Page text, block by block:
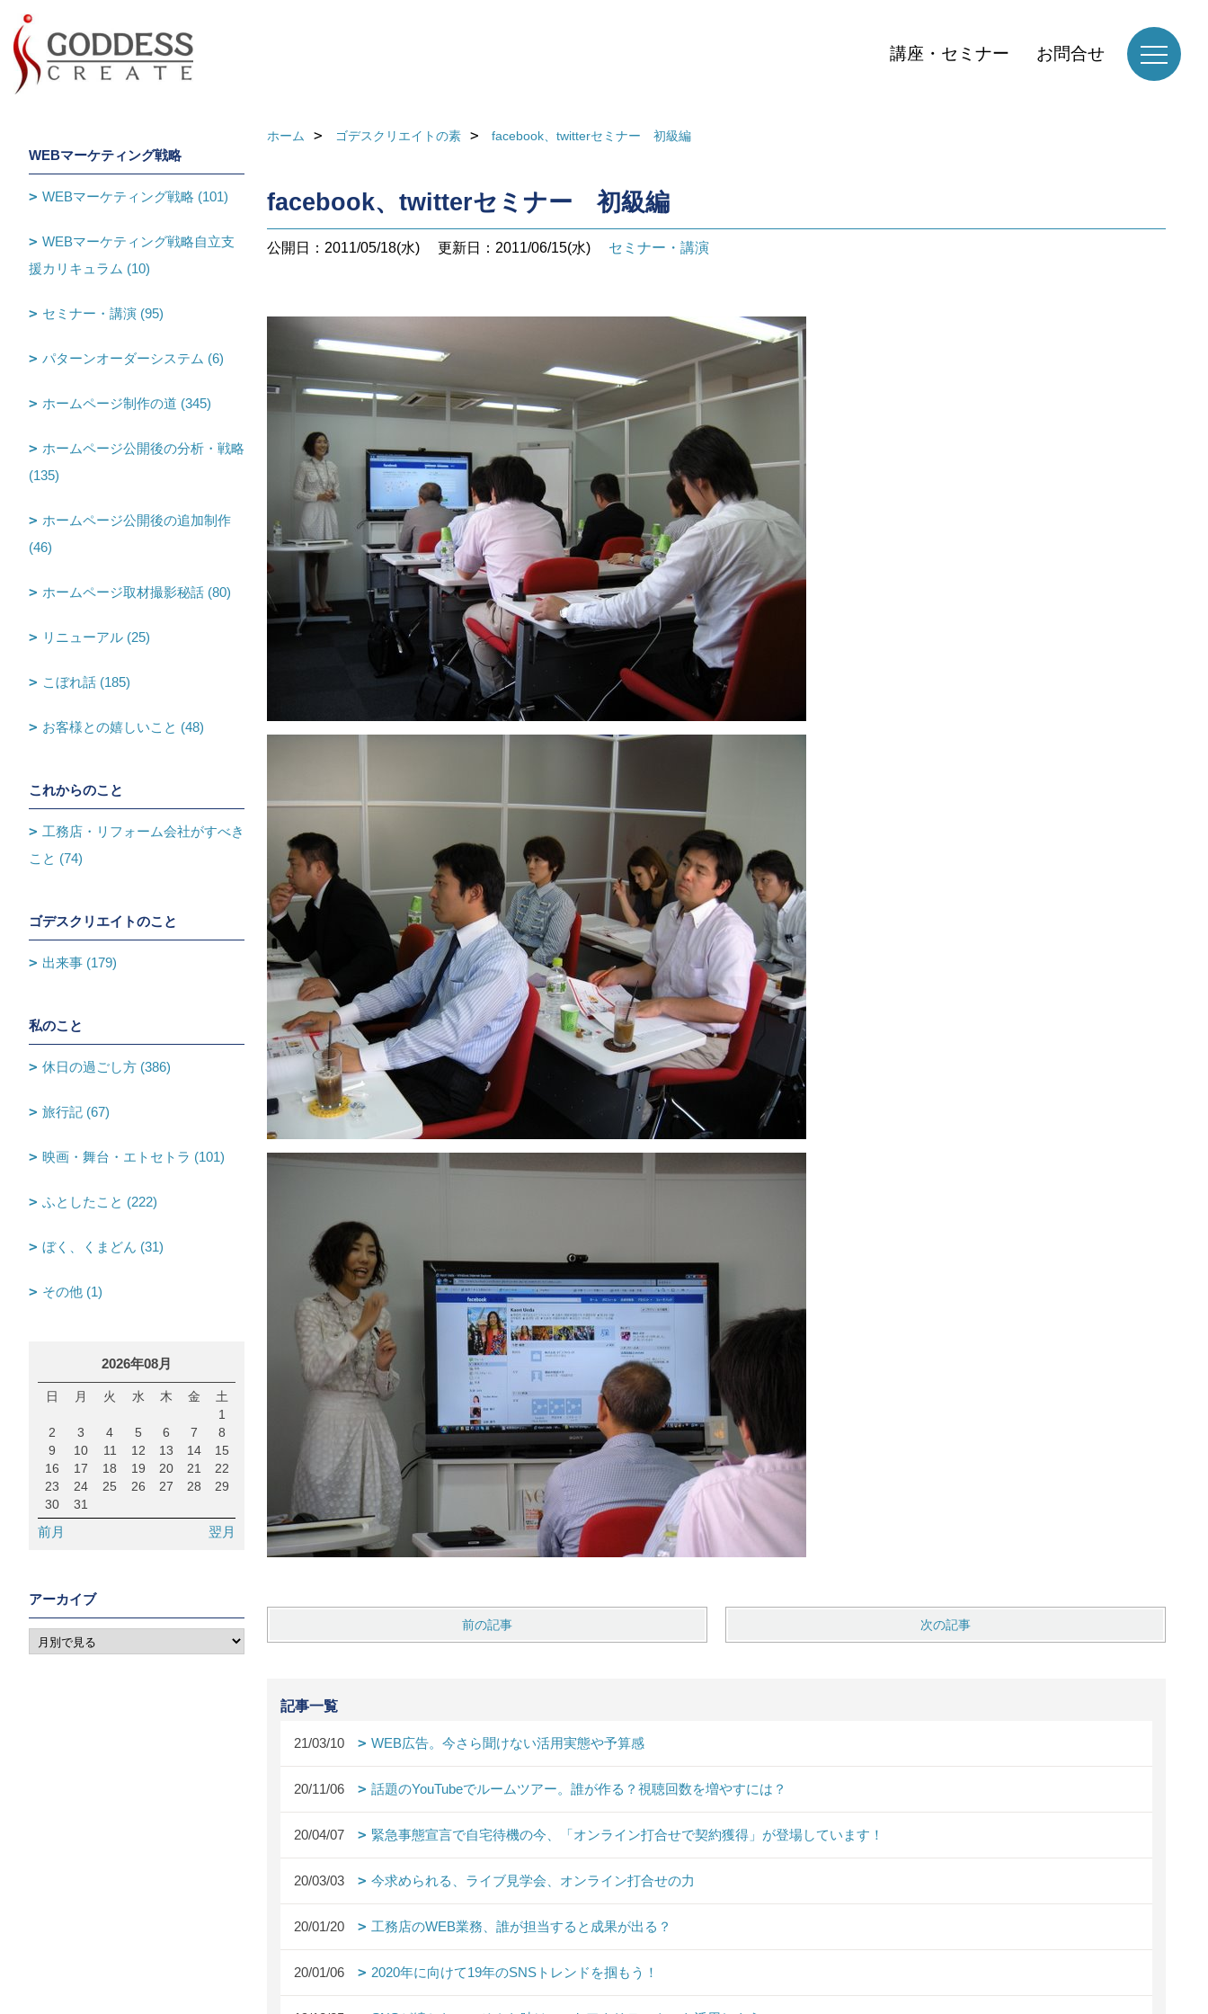
講座・セミナー お問合せ
ホーム ゴデスクリエイトの素 facebook、twitterセミナー 初級編
facebook、twitterセミナー 初級編
公開日：2011/05/18(水) 更新日：2011/06/15(水) セミナー・講演
前の記事 次の記事
記事一覧
21/03/10 WEB広告。今さら聞けない活用実態や予算感
20/11/06 話題のYouTubeでルームツアー。誰が作る？視聴回数を増やすには？
20/04/07 緊急事態宣言で自宅待機の今、「オンライン打合せで契約獲得」が登場しています！
20/03/03 今求められる、ライブ見学会、オンライン打合せの力
20/01/20 工務店のWEB業務、誰が担当すると成果が出る？
20/01/06 2020年に向けて19年のSNSトレンドを掴もう！
WEBマーケティング戦略
WEBマーケティング戦略 (101)
WEBマーケティング戦略自立支
援カリキュラム (10)
セミナー・講演 (95)
パターンオーダーシステム (6)
ホームページ制作の道 (345)
ホームページ公開後の分析・戦略
(135)
ホームページ公開後の追加制作
(46)
ホームページ取材撮影秘話 (80)
リニューアル (25)
こぼれ話 (185)
お客様との嬉しいこと (48)
これからのこと
工務店・リフォーム会社がすべき
こと (74)
ゴデスクリエイトのこと
出来事 (179)
私のこと
休日の過ごし方 (386)
旅行記 (67)
映画・舞台・エトセトラ (101)
ふとしたこと (222)
ぼく、くまどん (31)
その他 (1)
2026年08月
日 月 火 水 木 金
土
1
2
3 4 5 6 7
8
9
10 11 12 13 14
15
16
17 18 19 20 21
22
23
24 25 26 27 28
29
30
31
前月 翌月
アーカイブ